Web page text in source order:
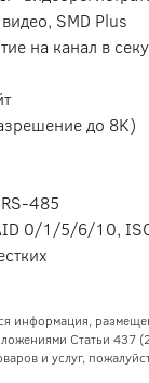
SMD Plus
на канал в
до 8K)
485
0/1/5/6/10,
информация,
Статьи 437
и услуг,